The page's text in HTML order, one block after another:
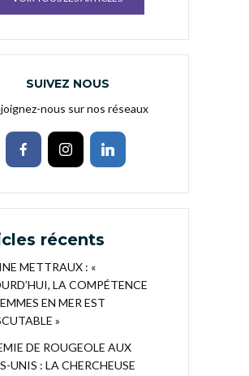
SUIVEZ NOUS
nous sur nos réseaux
récents
METTRAUX : «
LA COMPÉTENCE
EN MER EST
»
DE ROUGEOLE AUX
UNIS : LA CHERCHEUSE